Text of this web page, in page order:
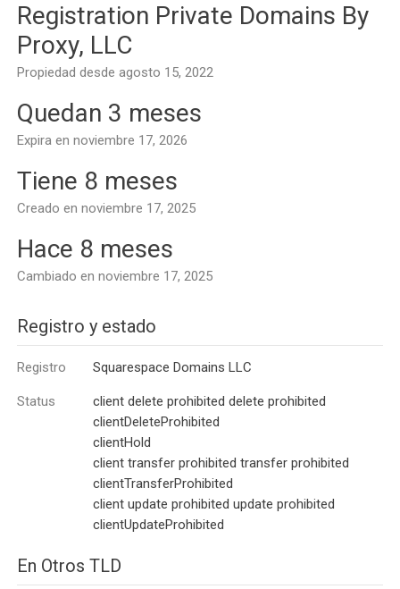
Registration Private Domains By
Proxy, LLC
Propiedad desde agosto 15, 2022
Quedan 3 meses
Expira en noviembre 17, 2026
Tiene 8 meses
Creado en noviembre 17, 2025
Hace 8 meses
Cambiado en noviembre 17, 2025
Registro y estado
Registro Squarespace Domains LLC
Status
client delete prohibited delete prohibited
clientDeleteProhibited
clientHold
client transfer prohibited transfer prohibited
clientTransferProhibited
client update prohibited update prohibited
clientUpdateProhibited
En Otros TLD